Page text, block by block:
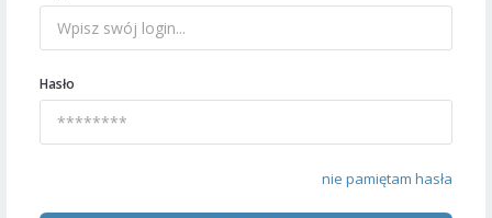
Hasło
nie pamiętam hasła